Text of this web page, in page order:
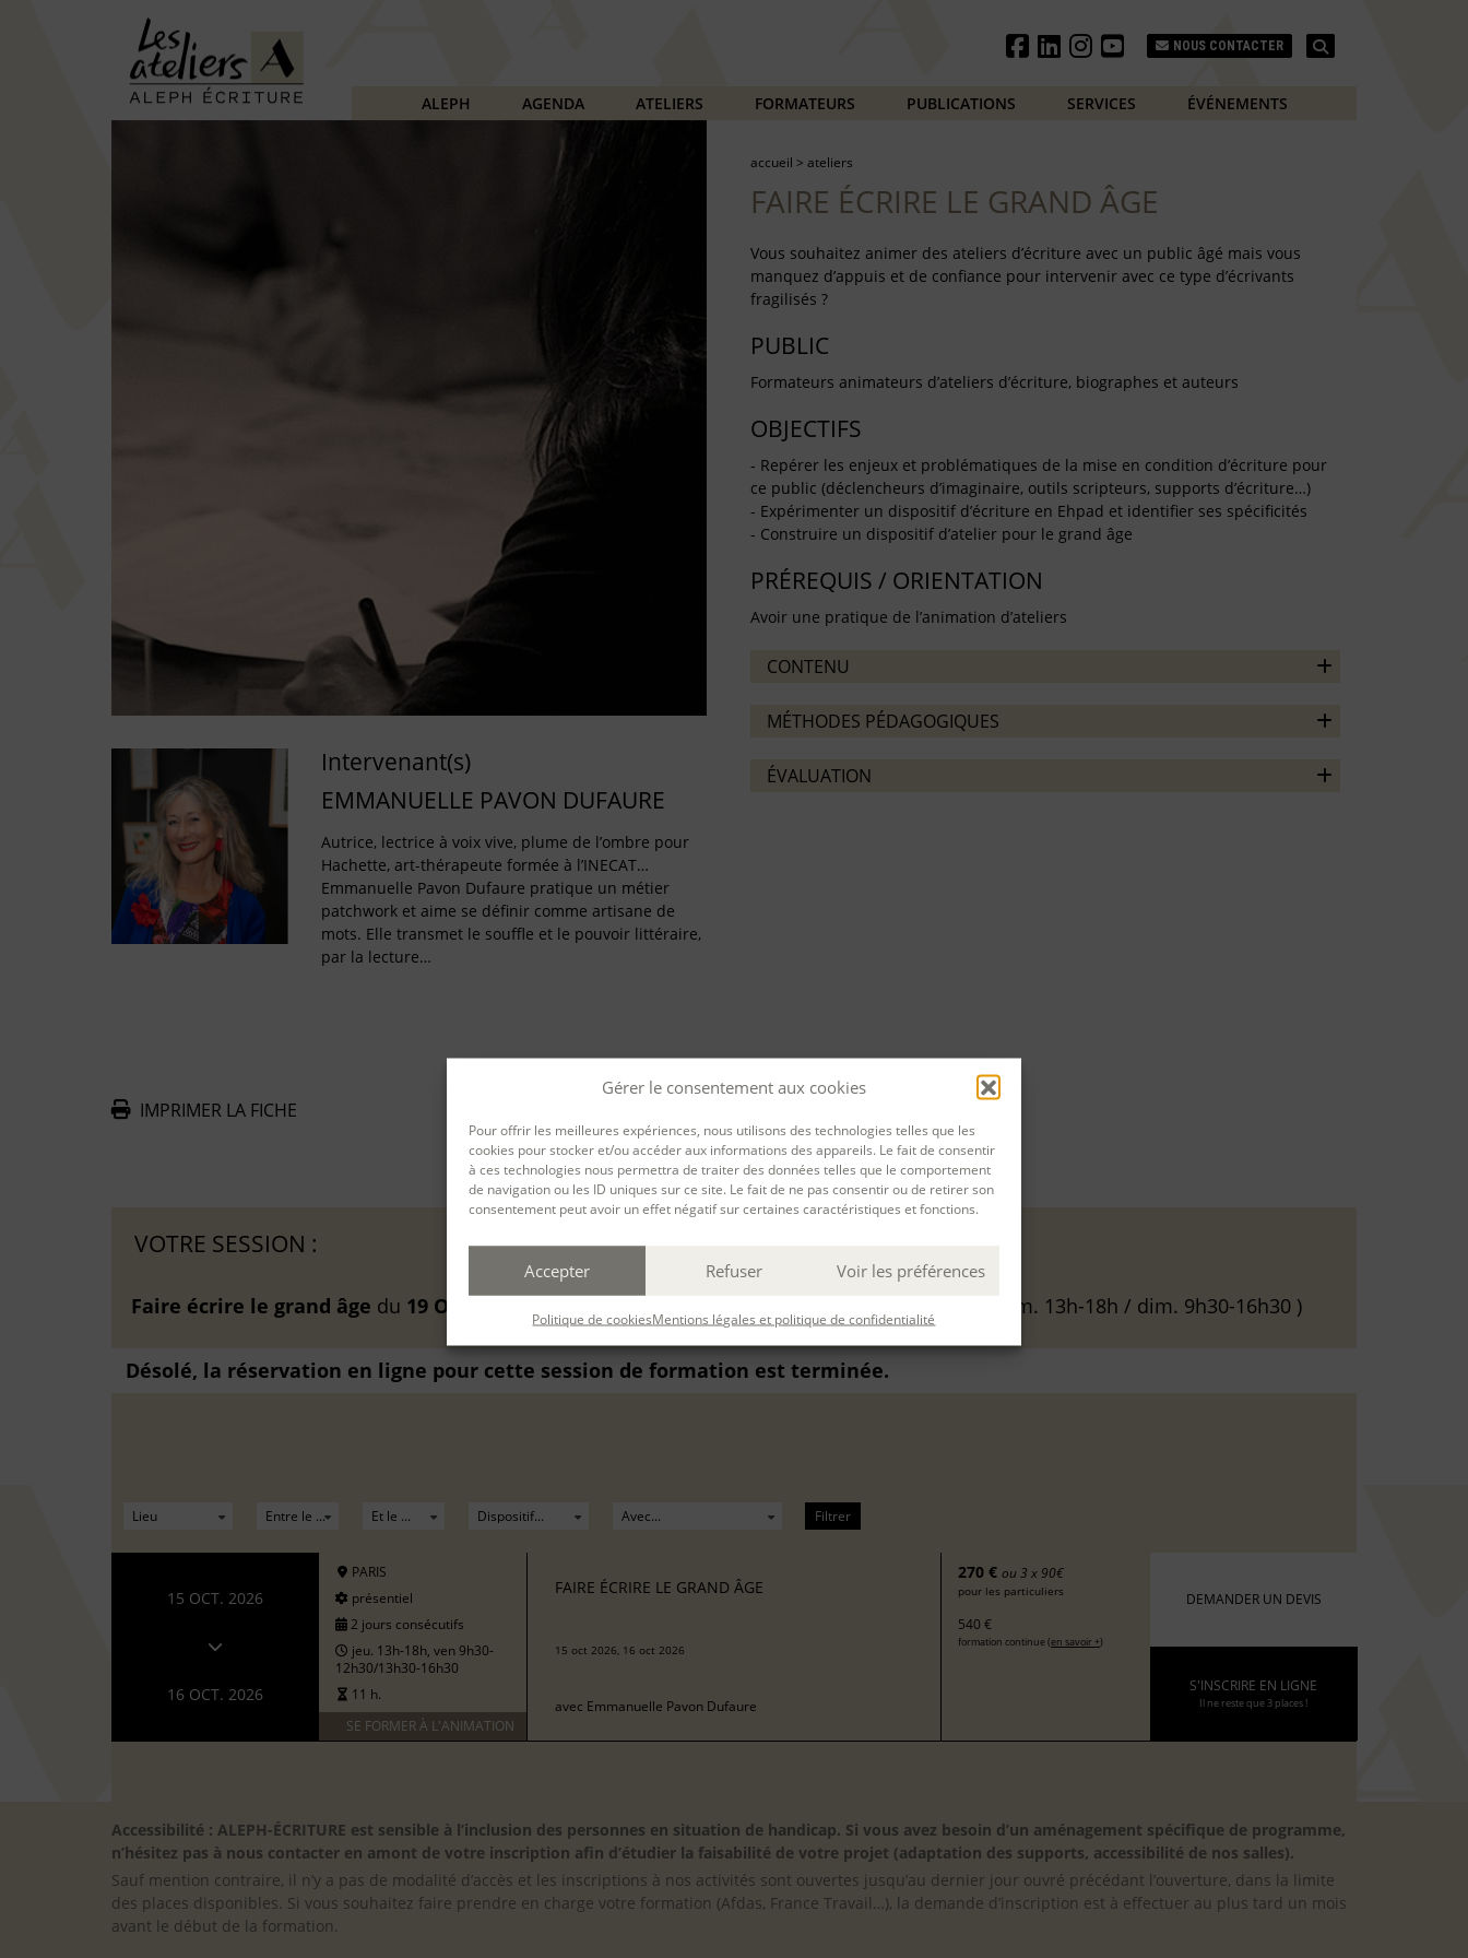
Gérer le consentement aux cookies
Pour offrir les meilleures expériences, nous utilisons des technologies telles que les
cookies pour stocker et/ou accéder aux informations des appareils. Le fait de consentir
à ces technologies nous permettra de traiter des données telles que le comportement
de navigation ou les ID uniques sur ce site. Le fait de ne pas consentir ou de retirer son
consentement peut avoir un effet négatif sur certaines caractéristiques et fonctions.
Accepter Refuser Voir les préférences
Politique de cookiesMentions légales et politique de confidentialité
NOUS CONTACTER
ALEPH AGENDA ATELIERS FORMATEURS PUBLICATIONS SERVICES ÉVÉNEMENTS
Intervenant(s)
EMMANUELLE PAVON DUFAURE
Autrice, lectrice à voix vive, plume de l’ombre pour
Hachette, art-thérapeute formée à l’INECAT…
Emmanuelle Pavon Dufaure pratique un métier
patchwork et aime se définir comme artisane de
mots. Elle transmet le souffle et le pouvoir littéraire,
par la lecture…
IMPRIMER LA FICHE
Dernière mise à jour : 16/09/2025
accueil > ateliers
FAIRE ÉCRIRE LE GRAND ÂGE
Vous souhaitez animer des ateliers d’écriture avec un public âgé mais vous
manquez d’appuis et de confiance pour intervenir avec ce type d’écrivants
fragilisés ?
PUBLIC
Formateurs animateurs d’ateliers d’écriture, biographes et auteurs
OBJECTIFS
- Repérer les enjeux et problématiques de la mise en condition d’écriture pour
ce public (déclencheurs d’imaginaire, outils scripteurs, supports d’écriture…)
- Expérimenter un dispositif d’écriture en Ehpad et identifier ses spécificités
- Construire un dispositif d’atelier pour le grand âge
PRÉREQUIS / ORIENTATION
Avoir une pratique de l’animation d’ateliers
CONTENU
MÉTHODES PÉDAGOGIQUES
ÉVALUATION
VOTRE SESSION :
Faire écrire le grand âge du 19 Oct. 2024 (Durée : 11 h. ; sam. 13h-18h / dim. 9h30-16h30 )
Désolé, la réservation en ligne pour cette session de formation est terminée.
Filtrer
15 OCT. 2026
16 OCT. 2026
PARIS
présentiel
2 jours consécutifs
jeu. 13h-18h, ven 9h30-
12h30/13h30-16h30
11 h.
SE FORMER À L'ANIMATION
FAIRE ÉCRIRE LE GRAND ÂGE
15 oct 2026, 16 oct 2026
avec Emmanuelle Pavon Dufaure
270 € ou 3 x 90€
pour les particuliers
540 €
formation continue (en savoir +)
DEMANDER UN DEVIS
S'INSCRIRE EN LIGNE
Il ne reste que 3 places !
Accessibilité : ALEPH-ÉCRITURE est sensible à l’inclusion des personnes en situation de handicap. Si vous avez besoin d’un aménagement spécifique de programme,
n’hésitez pas à nous contacter en amont de votre inscription afin d’étudier la faisabilité de votre projet (adaptation des supports, accessibilité de nos salles).
Sauf mention contraire, il n’y a pas de modalité d’accès et les inscriptions à nos activités sont ouvertes jusqu’au dernier jour ouvré précédant l’ouverture, dans la limite
des places disponibles. Si vous souhaitez faire prendre en charge votre formation (Afdas, France Travail…), la demande d’inscription est à effectuer au plus tard un mois
avant le début de la formation.